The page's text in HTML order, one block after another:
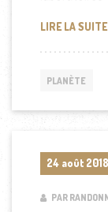
LIRE LA SUITE
PLANÈTE
24 août 2018
PAR